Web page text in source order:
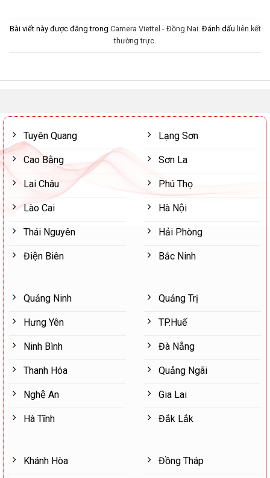
Bài viết này được đăng trong Camera Viettel - Đồng Nai. Đánh dấu liên kết
thường trực.
Tuyên Quang
Cao Bằng
Lai Châu
Lào Cai
Thái Nguyên
Điện Biên
Lạng Sơn
Sơn La
Phú Thọ
Hà Nội
Hải Phòng
Bắc Ninh
Quảng Ninh
Hưng Yên
Ninh Bình
Thanh Hóa
Nghệ An
Hà Tĩnh
Quảng Trị
TP.Huế
Đà Nẵng
Quảng Ngãi
Gia Lai
Đắk Lắk
Khánh Hòa Đồng Tháp